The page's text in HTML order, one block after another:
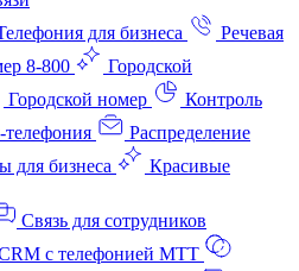
для бизнеса
Речевая
8-800
Городской
Городской номер
Контроль
телефония
Распределение
для бизнеса
Красивые
Связь для сотрудников
с телефонией МТТ